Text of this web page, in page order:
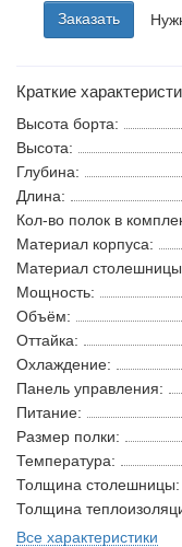
Заказать
Краткие
Высота борта:
Высота:
Глубина:
Длина:
Кол-во полок в
Материал корпуса:
Материал
Мощность:
Объём:
Оттайка:
Охлаждение:
Панель управления:
Питание:
Размер полки:
Температура:
Толщина столешницы:
Толщина
Все характеристики